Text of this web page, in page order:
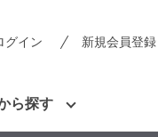
グイン 新規会員登録
ら探す